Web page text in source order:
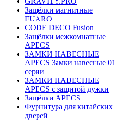
Защёлки магнитные
FUARO
CODE DECO Fusion
Защёлки межкомнатные
APECS
ЗАМКИ НАВЕСНЫЕ
APECS Замки навесные 01
серии
ЗАМКИ НАВЕСНЫЕ
APECS с защитой дужки
Защёлки APECS
Фурнитура для китайских
дверей